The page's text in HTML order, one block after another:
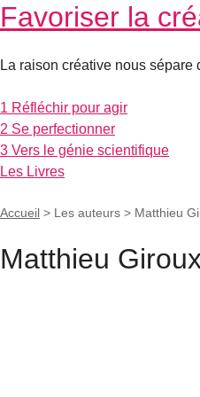
Favoriser la
La raison créative nous sépare
1 Réfléchir pour agir
2 Se perfectionner
3 Vers le génie scientifique
Les Livres
Accueil > Les auteurs > Matthieu
Matthieu Giroux